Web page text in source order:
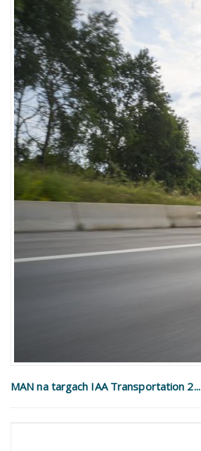
MAN na targach IAA Transportation 2...